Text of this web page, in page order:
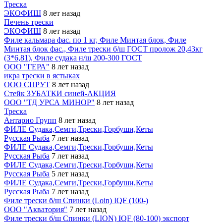
Треска
ЭКОФИШ 8 лет назад
Печень трески
ЭКОФИШ 8 лет назад
Филе кальмара фас. по 1 кг, Филе Минтая блок, Филе
Минтая блок фас., Филе трески б/ш ГОСТ пролож 20,43кг
(3*6,81), Филе судака н/ш 200-300 ГОСТ
ООО "ГЕРА" 8 лет назад
икра трески в ястыках
ООО СПРУТ 8 лет назад
Стейк ЗУБАТКИ синей-АКЦИЯ
ООО "ТД УРСА МИНОР" 8 лет назад
Треска
Антарио Групп 8 лет назад
ФИЛЕ Судака,Семги,Трески,Горбуши,Кеты
Русская Рыба 7 лет назад
ФИЛЕ Судака,Семги,Трески,Горбуши,Кеты
Русская Рыба 7 лет назад
ФИЛЕ Судака,Семги,Трески,Горбуши,Кеты
Русская Рыба 5 лет назад
ФИЛЕ Судака,Семги,Трески,Горбуши,Кеты
Русская Рыба 7 лет назад
Филе трески б/ш Спинки (Loin) IQF (100-)
ООО "Акватория" 7 лет назад
Филе трески б/ш Спинки (LION) IQF (80-100) экспорт